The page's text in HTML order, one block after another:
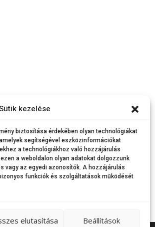
kezelése
biztosítása érdekében olyan technológiákat
segítségével eszközinformációkat
a technológiákhoz való hozzájárulás
a weboldalon olyan adatokat dolgozzunk
vagy az egyedi azonosítók. A hozzájárulás
funkciók és szolgáltatások működését
elutasítása Beállítások